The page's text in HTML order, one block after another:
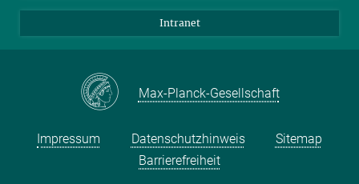
Schulen
Studierende
YouTube
Intranet
Max-Planck-Gesellschaft
Impressum Datenschutzhinweis
Sitemap
Barrierefreiheit